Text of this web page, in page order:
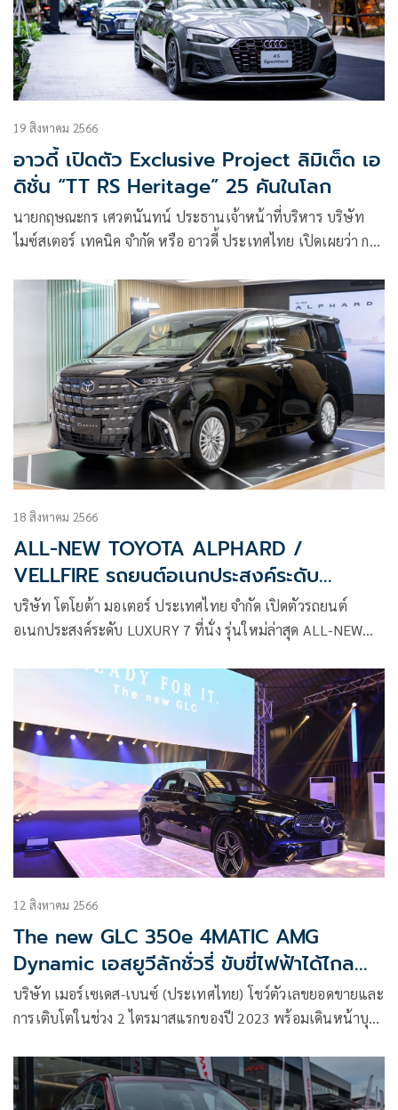
19 สิงหาคม 2566
อาวดี้ เปิดตัว Exclusive Project ลิมิเต็ด เอ
ดิชั่น “TT RS Heritage” 25 คันในโลก
นายกฤษณะกร เศวตนันทน์ ประธานเจ้าหน้าที่บริหาร บริษัท
ไมซ์สเตอร์ เทคนิค จำกัด หรือ อาวดี้ ประเทศไทย เปิดเผยว่า การ
18 สิงหาคม 2566
ALL-NEW TOYOTA ALPHARD /
VELLFIRE รถยนต์อเนกประสงค์ระดับ
LUXURY
บริษัท โตโยต้า มอเตอร์ ประเทศไทย จำกัด เปิดตัวรถยนต์
อเนกประสงค์ระดับ LUXURY 7 ที่นั่ง รุ่นใหม่ล่าสุด ALL-NEW
12 สิงหาคม 2566
The new GLC 350e 4MATIC AMG
Dynamic เอสยูวีลักชั่วรี่ ขับขี่ไฟฟ้าได้ไกล
120 กม.
บริษัท เมอร์เซเดส-เบนซ์ (ประเทศไทย) โชว์ตัวเลขยอดขายและ
การเติบโตในช่วง 2 ไตรมาสแรกของปี 2023 พร้อมเดินหน้าบุก